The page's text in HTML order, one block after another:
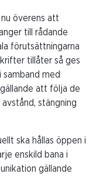
överens att
till rådande
förutsättningarna
tillåter så ges
med
att följa de
stängning
ska hållas öppen i
enskild bana i
gällande